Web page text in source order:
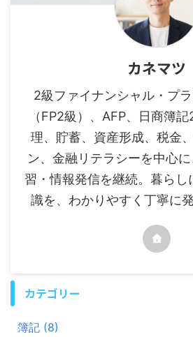
カネマツ
2級ファイナンシャル・プ
（FP2級）、AFP、日商簿
理、貯蓄、資産形成、税金
ン、金融リテラシーを中心
習・情報発信を継続。暮らし
識を、わかりやすく丁寧に
カテゴリー
簿記 (8)